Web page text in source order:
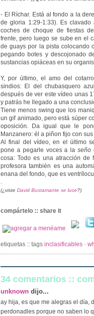
- El Ríchar. Está al fondo a la
de gloria 1:29-1:33). Es
coches de choque de fiestas
frente, pero luego se sube en el
de guays por la pista colocando
pegando botes y descojonado
sustancias opiáceas en su
Y, por último, el amo del
sindios: El del chubasquero
después de ver este vídeo unas
y patrás he llegado a una
Tiene menos swing que los
un gif animado, pero está súper
oposición. Da igual que le
Manzanero: él a piñon fijo con
Al final del vídeo, en el último
pone a pegarle voces a laseño
cosa: Todo es una atracción de
profesora también es una
enana del fondo, que es
.
(¿viste David Bustamante se luce?)
compártelo :: share it
etiquetas :: tags inclasificables ·
34 comentarios ::
unknown dijo...
ay hija, es que me alegras el día,
perdonadles porque no saben lo